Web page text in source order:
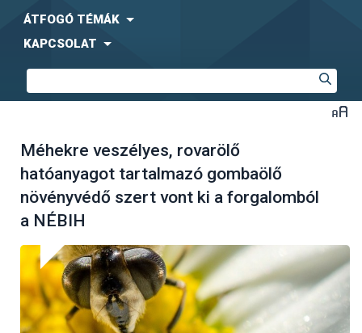
ÁTFOGÓ TÉMÁK
KAPCSOLAT
Méhekre veszélyes, rovarölő
hatóanyagot tartalmazó gombaölő
növényvédő szert vont ki a forgalomból
a NÉBIH